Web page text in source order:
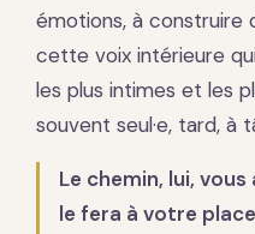
émotions, à construire
cette voix intérieure
les plus intimes et les
souvent seul·e, tard, à
Le chemin, lui,
le fera à votre